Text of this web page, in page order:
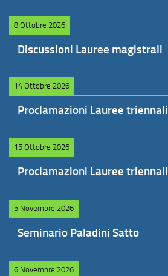
8 Ottobre 2026
Discussioni Lauree magistrali
14 Ottobre 2026
Proclamazioni Lauree triennali
15 Ottobre 2026
Proclamazioni Lauree triennali
5 Novembre 2026
Seminario Paladini Satto
6 Novembre 2026